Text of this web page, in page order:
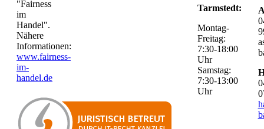
"Fairness
im
Handel".
Nähere
Informationen:
www.fairness-
im-
handel.de
Tarmstedt:
Montag-
Freitag:
7:30-18:00
Uhr
Samstag:
7:30-13:00
Uhr